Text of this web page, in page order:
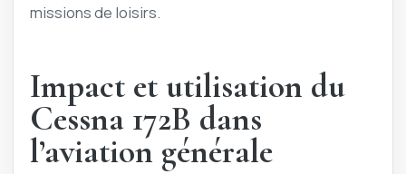
missions de loisirs.
Impact et utilisation du
Cessna 172B dans
l’aviation générale